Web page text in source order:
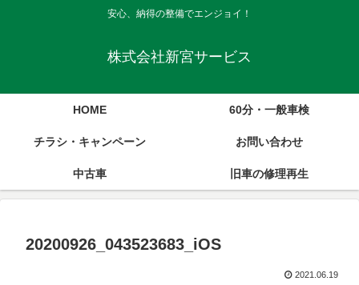
安心、納得の整備でエンジョイ！
株式会社新宮サービス
HOME 60分・一般車検
チラシ・キャンペーン お問い合わせ
中古車 旧車の修理再生
20200926_043523683_iOS
2021.06.19